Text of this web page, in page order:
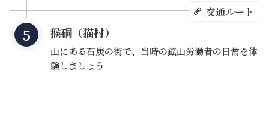
交通ルート
猴硐（猫村）
山にある石炭の街で、当時の鉱山労働者の日常を体
験しましょう